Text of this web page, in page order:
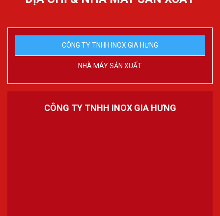
CÔNG TY TNHH INOX GIA HƯNG
NHÀ MÁY SẢN XUẤT
CÔNG TY TNHH INOX GIA HƯNG